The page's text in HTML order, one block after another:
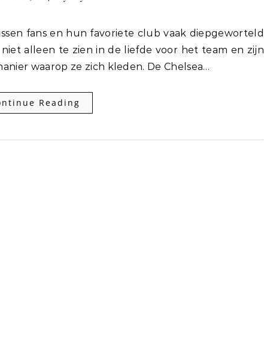
niet alleen te zien in de liefde voor het team en zijn
waarop ze zich kleden. De Chelsea…
Reading